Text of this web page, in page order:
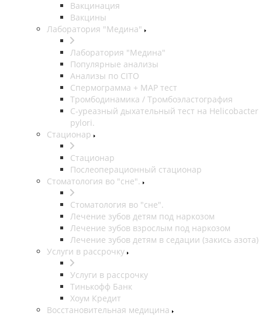
Вакцинация
Вакцины
Лаборатория "Медина"
Лаборатория "Медина"
Популярные анализы
Анализы по CITO
Спермограмма + МАР тест
Тромбодинамика / Тромбоэластография
С-уреазный дыхательный тест на Helicobacter
pylori.
Стационар
Стационар
Послеоперационный стационар
Стоматология во "сне".
Стоматология во "сне".
Лечение зубов детям под наркозом
Лечение зубов взрослым под наркозом
Лечение зубов детям в седации (закись азота)
Услуги в рассрочку
Услуги в рассрочку
Тинькофф Банк
Хоум Кредит
Восстановительная медицина